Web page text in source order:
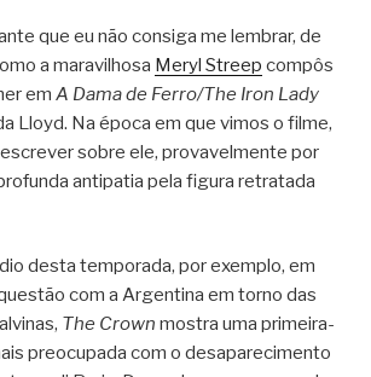
que eu não consiga me lembrar, de
a maravilhosa Meryl Streep compôs
em A Dama de Ferro/The Iron Lady
Lloyd. Na época em que vimos o filme,
sobre ele, provavelmente por
antipatia pela figura retratada
desta temporada, por exemplo, em
com a Argentina em torno das
The Crown mostra uma primeira-
preocupada com o desaparecimento